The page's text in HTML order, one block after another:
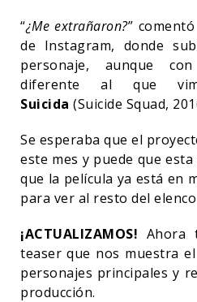
“¿Me extrañaron?”
de Instagram, donde
personaje, aunque
diferente al que
Suicida (Suicide Squad,
Se esperaba que el
este mes y puede que
que la película ya está en
para ver al resto del
¡ACTUALIZAMOS! Ahora
teaser que nos muestra
personajes principales y
producción.